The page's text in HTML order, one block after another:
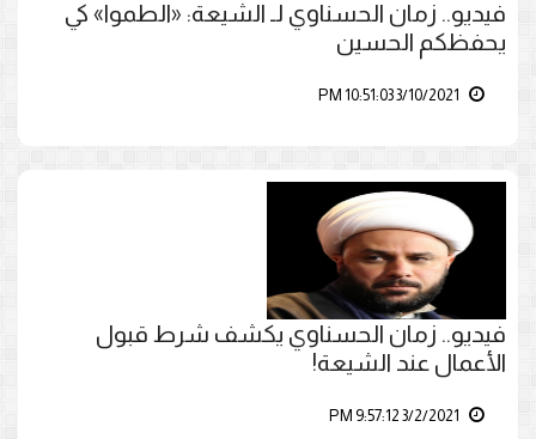
فيديو.. زمان الحسناوي لـ الشيعة: «الطموا» كي
يحفظكم الحسين
فيديو.. زمان الحسناوي يكشف شرط قبول
الأعمال عند الشيعة!